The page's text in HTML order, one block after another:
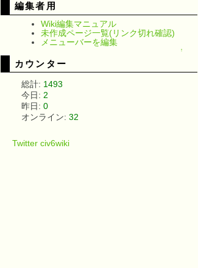
編集者用
Wiki編集マニュアル
未作成ページ一覧(リンク切れ確認)
メニューバーを編集
↑
カウンター
総計: 1493
今日: 2
昨日: 0
オンライン: 32
Twitter civ6wiki